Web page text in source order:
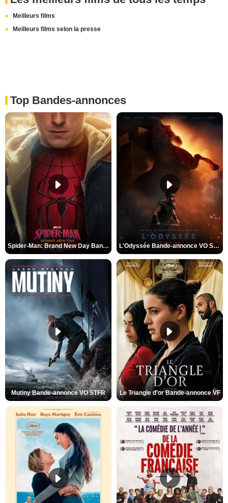
Meilleurs films
Meilleurs films selon la presse
Top Bandes-annonces
Spider-Man: Brand New Day Bande-annonce VO STFR L'Odyssée Bande-annonce VO STFR
Mutiny Bande-annonce VO STFR Le Triangle d'or Bande-annonce VF